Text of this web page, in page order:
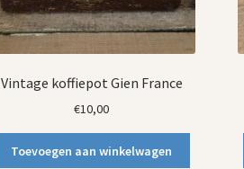
Vintage koffiepot Gien France
€10,00
Toevoegen aan winkelwagen